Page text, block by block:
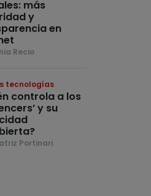
más
y
en
Recio
tecnologías
controla a los
y su
Portinari